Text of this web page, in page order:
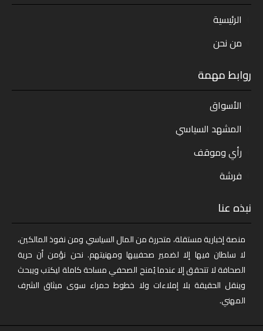
الرئيسية
من نحن
روابط مهمة
الأسواق
المشهد السياسي
رأي وموقف
فرشة
نبذه عنا
منصة إخبارية مستقلة، متحررة من المال السياسي ومن نفوذ المالكين،
لا سلطان فيها إلا لضمير صحفييها ومهنيتهم. نحن نؤمن أن حرية
الصحافة لا تتحقق إلا عندما يُمنح الصحفي مساحة كاملة ليكتب ويبحث
وينقل الحقيقة بلا إملاءات ولا خطوط حمراء سوى ميثاق الشرف
المهني.